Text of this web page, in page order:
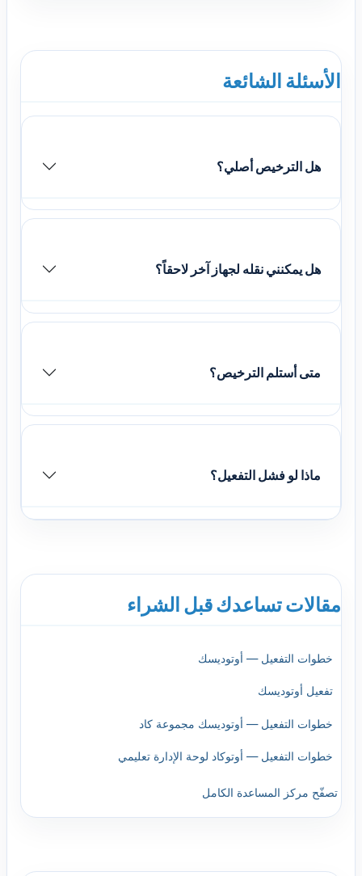
الأسئلة الشائعة
هل الترخيص أصلي؟
هل يمكنني نقله لجهاز آخر لاحقاً؟
متى أستلم الترخيص؟
ماذا لو فشل التفعيل؟
مقالات تساعدك قبل الشراء
خطوات التفعيل — أوتوديسك
تفعيل أوتوديسك
خطوات التفعيل — أوتوديسك مجموعة كاد
خطوات التفعيل — أوتوكاد لوحة الإدارة تعليمي
تصفّح مركز المساعدة الكامل